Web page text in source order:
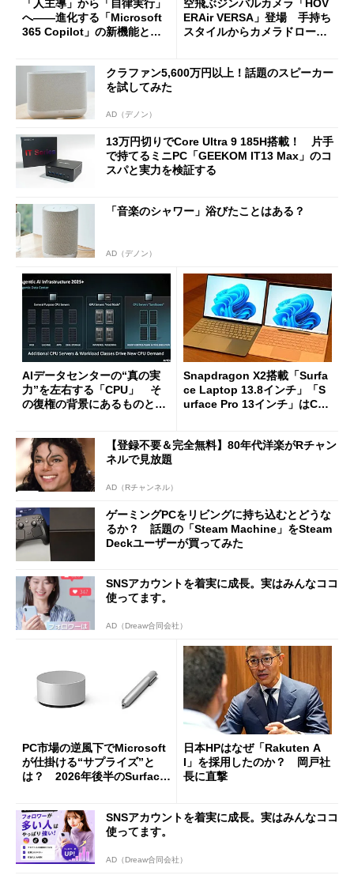
「人主導」から「自律実行」
へ――進化する「Microsoft
365 Copilot」の新機能とエ
空飛ぶジンバルカメラ「HOV
ERAir VERSA」登場 手持ち
スタイルからカメラドローン
クラファン5,600万円以上！話題のスピーカー
を試してみた
AD（デノン）
13万円切りでCore Ultra 9 185H搭載！ 片手
で持てるミニPC「GEEKOM IT13 Max」のコ
スパと実力を検証する
「音楽のシャワー」浴びたことはある？
AD（デノン）
AIデータセンターの“真の実
力”を左右する「CPU」 そ
の復権の背景にあるものと
Snapdragon X2搭載「Surfa
ce Laptop 13.8インチ」「S
urface Pro 13インチ」はCop
た
【登録不要＆完全無料】80年代洋楽がRチャン
ネルで見放題
AD（Rチャンネル）
ゲーミングPCをリビングに持ち込むとどうな
るか？ 話題の「Steam Machine」をSteam
Deckユーザーが買ってみた
SNSアカウントを着実に成長。実はみんなココ
使ってます。
AD（Dreaw合同会社）
PC市場の逆風下でMicrosoft
が仕掛ける“サプライズ”と
は？ 2026年後半のSurface
日本HPはなぜ「Rakuten A
I」を採用したのか？ 岡戸社
長に直撃
SNSアカウントを着実に成長。実はみんなココ
使ってます。
AD（Dreaw合同会社）